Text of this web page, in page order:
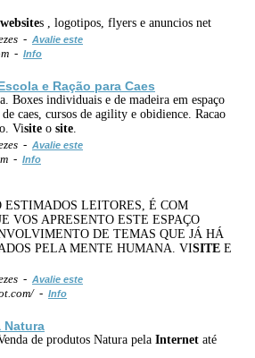
websites , logotipos, flyers e anuncios net
- Avalie este
- Info
e Ração para Caes
Boxes individuais e de madeira em espaço
caes, cursos de agility e obidience. Racao
Visite o site
- Avalie este
- Info
ESTIMADOS LEITORES, É COM
VOS APRESENTO ESTE ESPAÇO
DE TEMAS QUE JÁ HÁ
PELA MENTE HUMANA. VISITE E
- Avalie este
- Info
Natura
de produtos Natura pela Internet até